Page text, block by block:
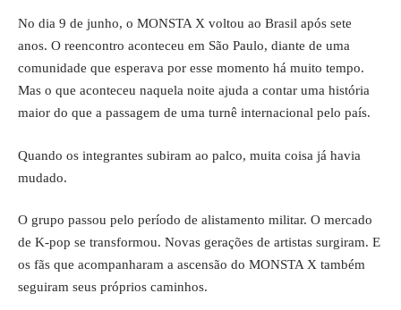
No dia 9 de junho, o MONSTA X voltou ao Brasil após sete
anos. O reencontro aconteceu em São Paulo, diante de uma
comunidade que esperava por esse momento há muito tempo.
Mas o que aconteceu naquela noite ajuda a contar uma história
maior do que a passagem de uma turnê internacional pelo país.
Quando os integrantes subiram ao palco, muita coisa já havia
mudado.
O grupo passou pelo período de alistamento militar. O mercado
de K-pop se transformou. Novas gerações de artistas surgiram. E
os fãs que acompanharam a ascensão do MONSTA X também
seguiram seus próprios caminhos.